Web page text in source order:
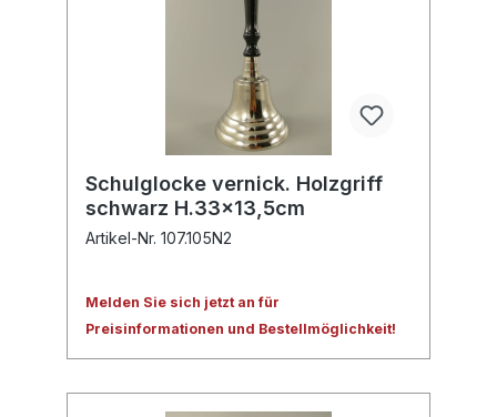
Schulglocke vernick. Holzgriff
schwarz H.33x13,5cm
Artikel-Nr. 107.105N2
Melden Sie sich jetzt an für
Preisinformationen und Bestellmöglichkeit!